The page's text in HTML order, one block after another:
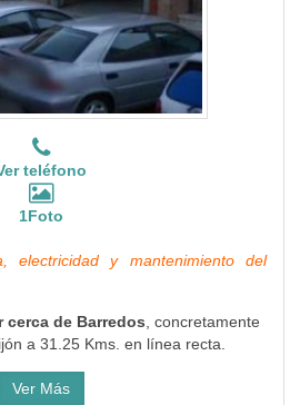
teléfono
1Foto
electricidad y mantenimiento del
cerca de Barredos , concretamente
a 31.25 Kms. en línea recta.
Ver Más